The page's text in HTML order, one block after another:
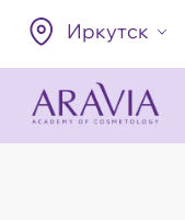
Иркутск